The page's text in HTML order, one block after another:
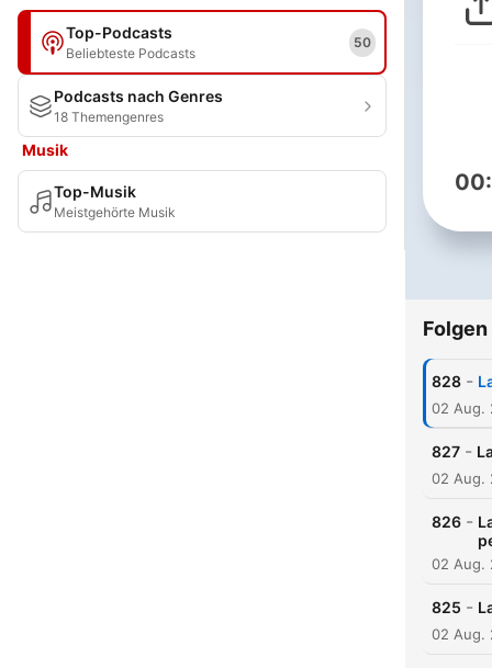
Top-Podcasts
Beliebteste Podcasts
50
Podcasts nach Genres
18 Themengenres
Musik
Top-Musik
Meistgehörte Musik
Folgen
828 -
02 Aug.
827 -
02 Aug.
826 -
02 Aug.
825 -
02 Aug.